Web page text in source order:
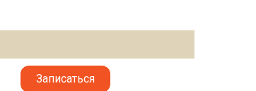
Записаться